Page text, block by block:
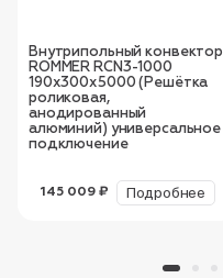
Внутрипольный конвектор
ROMMER RCN3-1000
190х300х5000 (Решётка
роликовая,
анодированный
алюминий) универсальное
подключение
145 009 ₽ Подробнее